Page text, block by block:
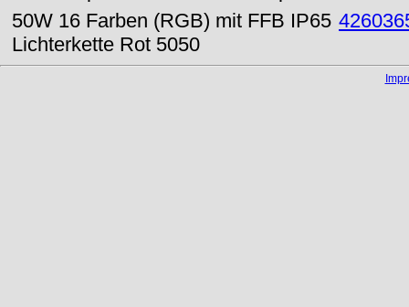
50W 16 Farben (RGB) mit FFB IP65
Lichterkette Rot 5050